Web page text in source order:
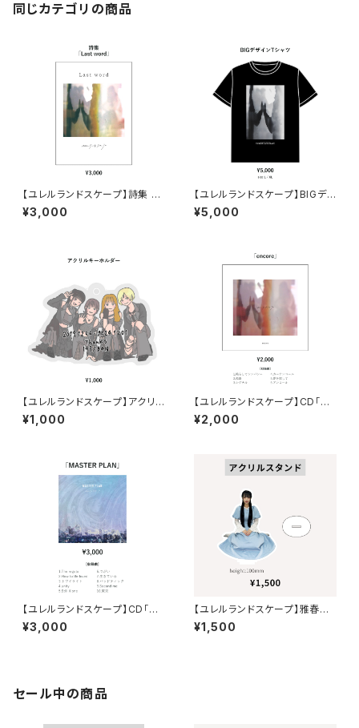
同じカテゴリの商品
【ユレルランドスケープ】詩集 「L
ast word」
¥3,000
【ユレルランドスケープ】BIGデ
ザインTシャツ
¥5,000
【ユレルランドスケープ】アクリル
キーホルダー
¥1,000
【ユレルランドスケープ】CD「en
core」
¥2,000
【ユレルランドスケープ】CD「M
ASTER PLAN」
¥3,000
【ユレルランドスケープ】雅春奈・
アクリルスタンド
¥1,500
セール中の商品